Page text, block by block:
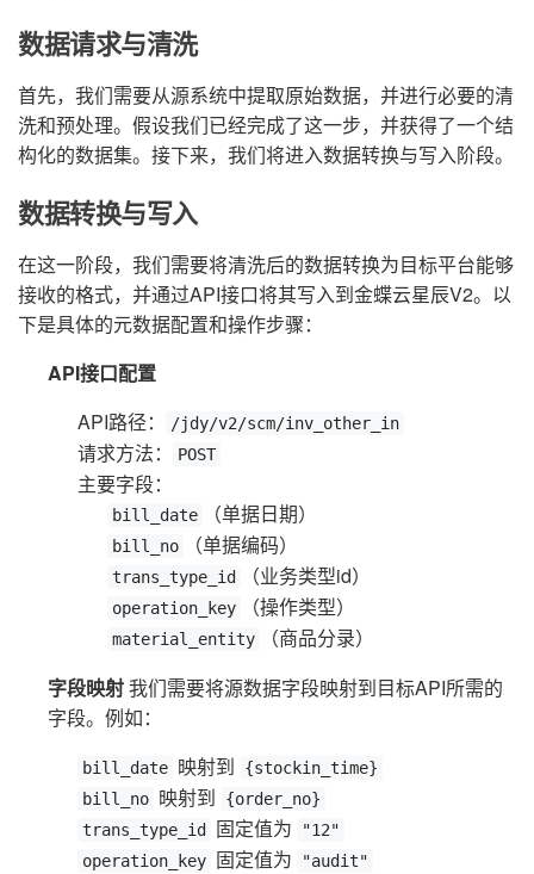
数据请求与清洗
首先，我们需要从源系统中提取原始数据，并进行必要的清
洗和预处理。假设我们已经完成了这一步，并获得了一个结
构化的数据集。接下来，我们将进入数据转换与写入阶段。
数据转换与写入
在这一阶段，我们需要将清洗后的数据转换为目标平台能够
接收的格式，并通过API接口将其写入到金蝶云星辰V2。以
下是具体的元数据配置和操作步骤：
API接口配置
API路径：
/jdy/v2/scm/inv_other_in
请求方法： POST
主要字段：
bill_date （单据日期）
bill_no （单据编码）
trans_type_id （业务类型id）
operation_key （操作类型）
material_entity
（商品分录）
字段映射我们需要将源数据字段映射到目标API所需的
字段。例如：
bill_date 映射到
{stockin_time}
bill_no 映射到
{order_no}
trans_type_id
固定值为
"12"
operation_key 固定值为
"audit"